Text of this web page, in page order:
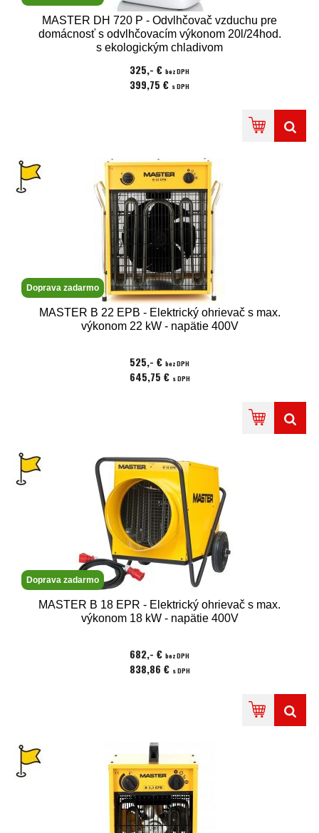
MASTER DH 720 P - Odvlhčovač vzduchu pre
domácnosť s odvlhčovacím výkonom 20l/24hod.
s ekologickým chladivom
325,- € bez DPH
399,75 € s DPH
Doprava zadarmo
MASTER B 22 EPB - Elektrický ohrievač s max.
výkonom 22 kW - napätie 400V
525,- € bez DPH
645,75 € s DPH
Doprava zadarmo
MASTER B 18 EPR - Elektrický ohrievač s max.
výkonom 18 kW - napätie 400V
682,- € bez DPH
838,86 € s DPH